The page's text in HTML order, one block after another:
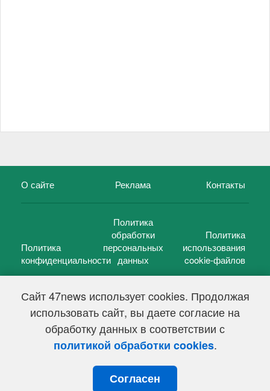
Сайт 47news использует cookies. Продолжая
использовать сайт, вы даете согласие на
обработку данных в соответствии с
политикой обработки cookies.
Согласен
О сайте Реклама Контакты
Политика
конфиденциальности
Политика
обработки
персональных
данных
Политика
использования
cookie-файлов
47 новостей (47 news)2005 — 2026 г.
Свидетельство о регистрации СМИ Эл № ФС 77-39848, выдано
Федеральной службой по надзору в сфере связи,
информационных технологий и массовых коммуникаций